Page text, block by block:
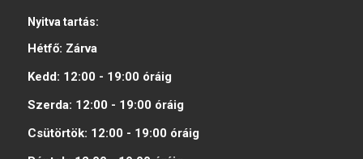
Nyitva tartás:
Hétfő: Zárva
Kedd: 12:00 - 19:00 óráig
Szerda: 12:00 - 19:00 óráig
Csütörtök: 12:00 - 19:00 óráig